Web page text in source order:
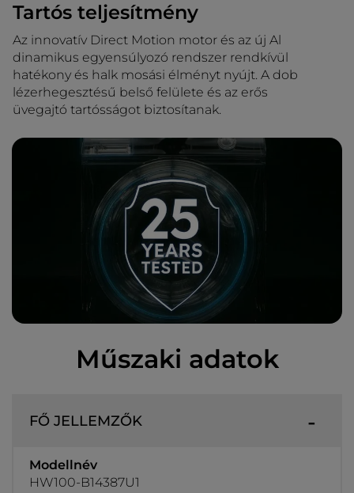
Tartós teljesítmény
Az innovatív Direct Motion motor és az új Al
dinamikus egyensúlyozó rendszer rendkívül
hatékony és halk mosási élményt nyújt. A dob
lézerhegesztésű belső felülete és az erős
üvegajtó tartósságot biztosítanak.
Műszaki adatok
FŐ JELLEMZŐK
Modellnév
HW100-B14387U1